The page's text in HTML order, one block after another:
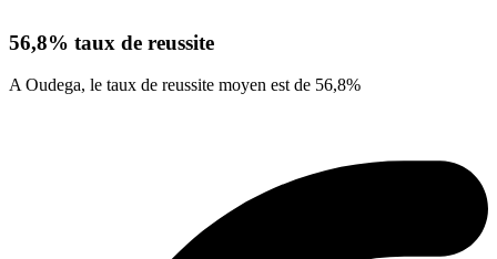
56,8% taux de reussite
A Oudega, le taux de reussite moyen est de 56,8%